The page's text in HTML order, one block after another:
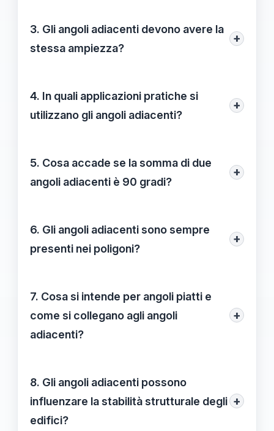
lato comune, condividere un vertice e
trovarsi nello stesso piano geometrico.
3. Gli angoli adiacenti devono avere la
stessa ampiezza?
+
ampiezze diverse. Ad esempio, un angolo
di 30 gradi e uno di 60 gradi possono
4. In quali applicazioni pratiche si
utilizzano gli angoli adiacenti?
+
progettazione architettonica, calcolo di
aree e geometria analitica per facilitare
5. Cosa accade se la somma di due
angoli adiacenti è 90 gradi?
+
gradi, si dicono angoli complementari,
formando insieme un angolo retto.
6. Gli angoli adiacenti sono sempre
presenti nei poligoni?
+
frequentemente in poligoni, specialmente
nei triangoli e nei quadrilateri, dove
influenzano la struttura delle figure.
7. Cosa si intende per angoli piatti e
come si collegano agli angoli
adiacenti?
+
sono due angoli adiacenti la cui somma è
180 gradi.
8. Gli angoli adiacenti possono
influenzare la stabilità strutturale degli
edifici?
+